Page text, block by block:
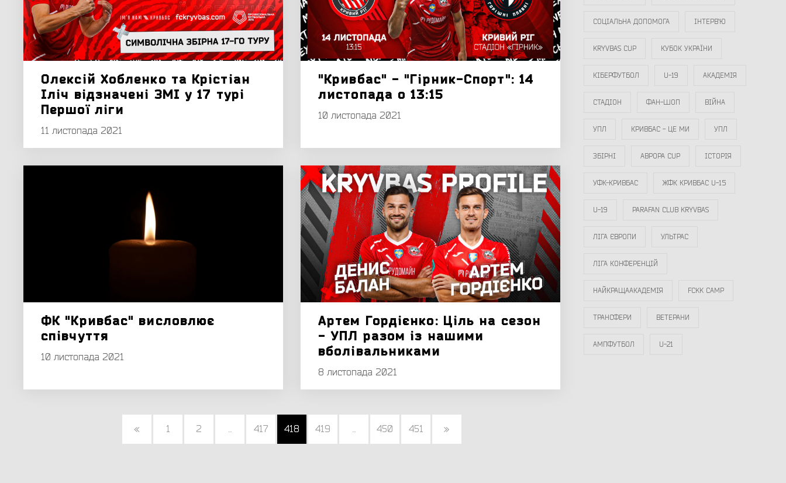
Олексій Хобленко та Крістіан
Іліч відзначені ЗМІ у 17 турі
Першої ліги
11 листопада 2021
"Кривбас" - "Гірник-Спорт": 14
листопада о 13:15
10 листопада 2021
ФК "Кривбас" висловлює
співчуття
10 листопада 2021
Артем Гордієнко: Ціль на сезон
- УПЛ разом із нашими
вболівальниками
8 листопада 2021
« 1 2 ... 417 418 419 ... 450 451 »
СОЦІАЛЬНА ДОПОМОГА ІНТЕРВ`Ю
KRYVBAS CUP КУБОК УКРАЇНИ
КІБЕРФУТБОЛ U-19 АКАДЕМІЯ
СТАДІОН ФАН-ШОП ВІЙНА
УПЛ КРИВБАС - ЦЕ МИ УПЛ
ЗБІРНІ АВРОРА CUP ІСТОРІЯ
УФК-КРИВБАС ЖФК КРИВБАС U-15
U-19 PARAFAN CLUB KRYVBAS
ЛІГА ЄВРОПИ УЛЬТРАС
ЛІГА КОНФЕРЕНЦІЙ
НАЙКРАЩААКАДЕМІЯ FCKK CAMP
ТРАНСФЕРИ ВЕТЕРАНИ
АМПФУТБОЛ U-21